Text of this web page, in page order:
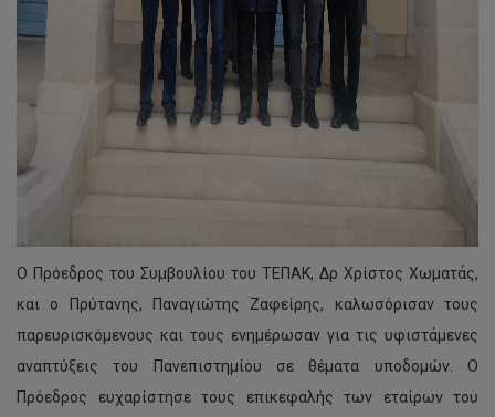
Ο Πρόεδρος του Συμβουλίου του ΤΕΠΑΚ, Δρ Χρίστος Χωματάς,
και ο Πρύτανης, Παναγιώτης Ζαφείρης, καλωσόρισαν τους
παρευρισκόμενους και τους ενημέρωσαν για τις υφιστάμενες
αναπτύξεις του Πανεπιστημίου σε θέματα υποδομών. Ο
Πρόεδρος ευχαρίστησε τους επικεφαλής των εταίρων του